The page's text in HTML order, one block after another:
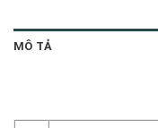
MÔ TẢ